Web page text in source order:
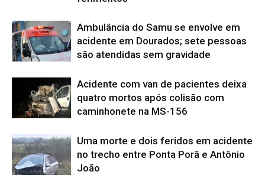
Ambulância do Samu se envolve em
acidente em Dourados; sete pessoas
são atendidas sem gravidade
Acidente com van de pacientes deixa
quatro mortos após colisão com
caminhonete na MS-156
Uma morte e dois feridos em acidente
no trecho entre Ponta Porã e Antônio
João